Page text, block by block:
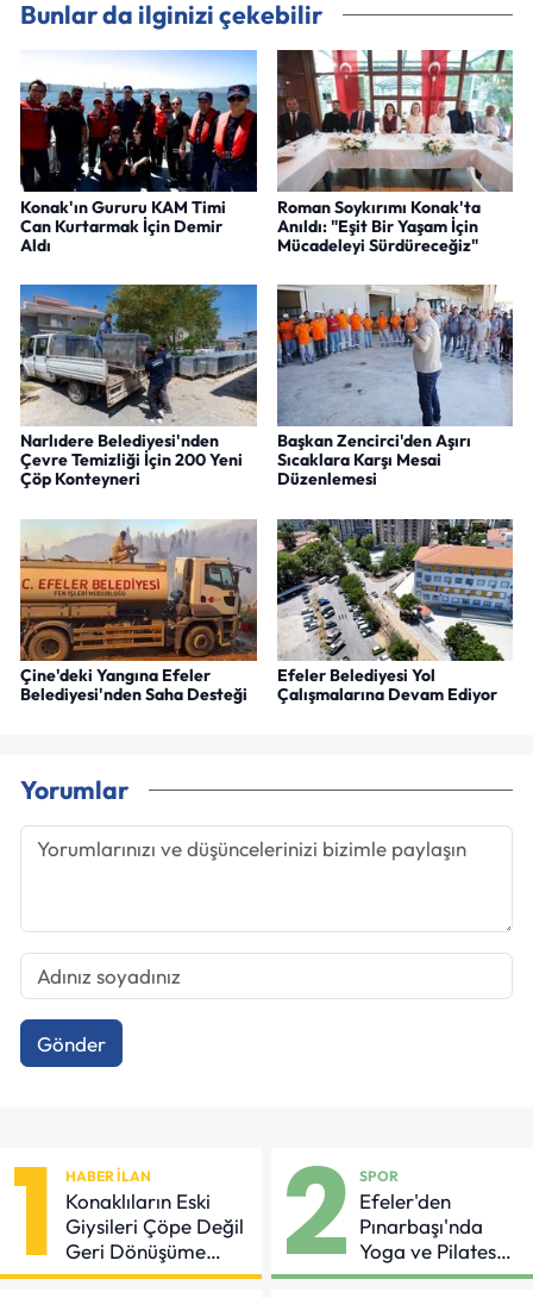
Bunlar da ilginizi çekebilir
Konak'ın Gururu KAM Timi
Can Kurtarmak İçin Demir
Aldı
Roman Soykırımı Konak'ta
Anıldı: "Eşit Bir Yaşam İçin
Mücadeleyi Sürdüreceğiz"
Narlıdere Belediyesi'nden
Çevre Temizliği İçin 200 Yeni
Çöp Konteyneri
Başkan Zencirci'den Aşırı
Sıcaklara Karşı Mesai
Düzenlemesi
Çine'deki Yangına Efeler
Belediyesi'nden Saha Desteği
Efeler Belediyesi Yol
Çalışmalarına Devam Ediyor
Yorumlar
Gönder
1 HABER İLAN
Konaklıların Eski
Giysileri Çöpe Değil
Geri Dönüşüme
Gidiyor
2 SPOR
Efeler'den
Pınarbaşı'nda
Yoga ve Pilates
Buluşması